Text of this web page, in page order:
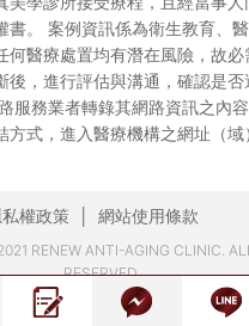
書。 案例資訊係為衛生教育、
何醫療處置均有潛在風險，故
後，進行評估與溝通，確認是否
服務業者轉錄其網路資訊之內容
方式，進入醫療機構之網址（域
權政策 網站使用條款
RENEW ANTI-AGING CLINIC.
RESERVED.
DESIGN-VIPCASE